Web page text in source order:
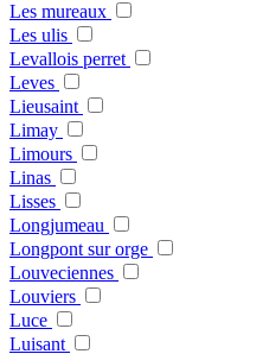
Les mureaux
Les ulis
Levallois perret
Leves
Lieusaint
Limay
Limours
Linas
Lisses
Longjumeau
Longpont sur orge
Louveciennes
Louviers
Luce
Luisant